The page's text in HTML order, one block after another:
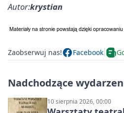
Autor:krystian
Zaobserwuj nas! Facebook
Nadchodzące
10 sierpnia 2026, 00:00